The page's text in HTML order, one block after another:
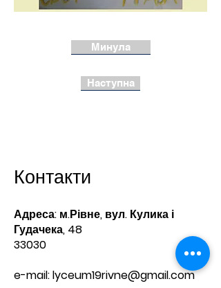
Минула
Наступна
Контакти
Адреса: м.Рівне, вул. Кулика і
Гудачека, 48
33030
e-mail:lyceum19rivne@gmail.com